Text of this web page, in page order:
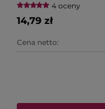
4 oceny
14,79 zł
Cena netto: